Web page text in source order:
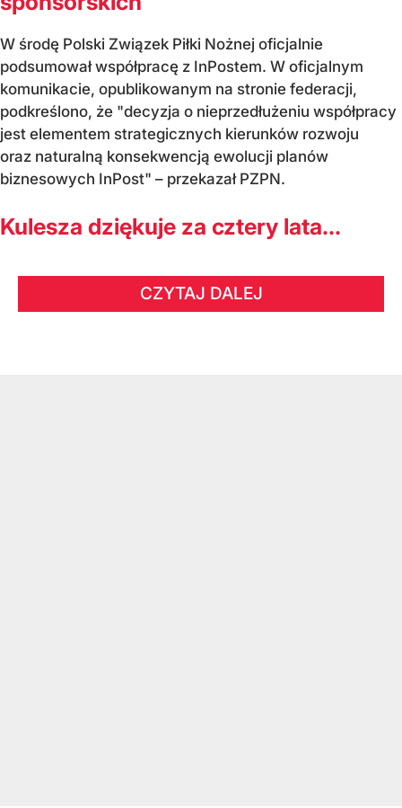
W środę Polski Związek Piłki Nożnej oficjalnie
podsumował współpracę z InPostem. W oficjalnym
komunikacie, opublikowanym na stronie federacji,
podkreślono, że "decyzja o nieprzedłużeniu współpracy
jest elementem strategicznych kierunków rozwoju
oraz naturalną konsekwencją ewolucji planów
biznesowych InPost" – przekazał PZPN.
Kulesza dziękuje za cztery lata...
CZYTAJ DALEJ